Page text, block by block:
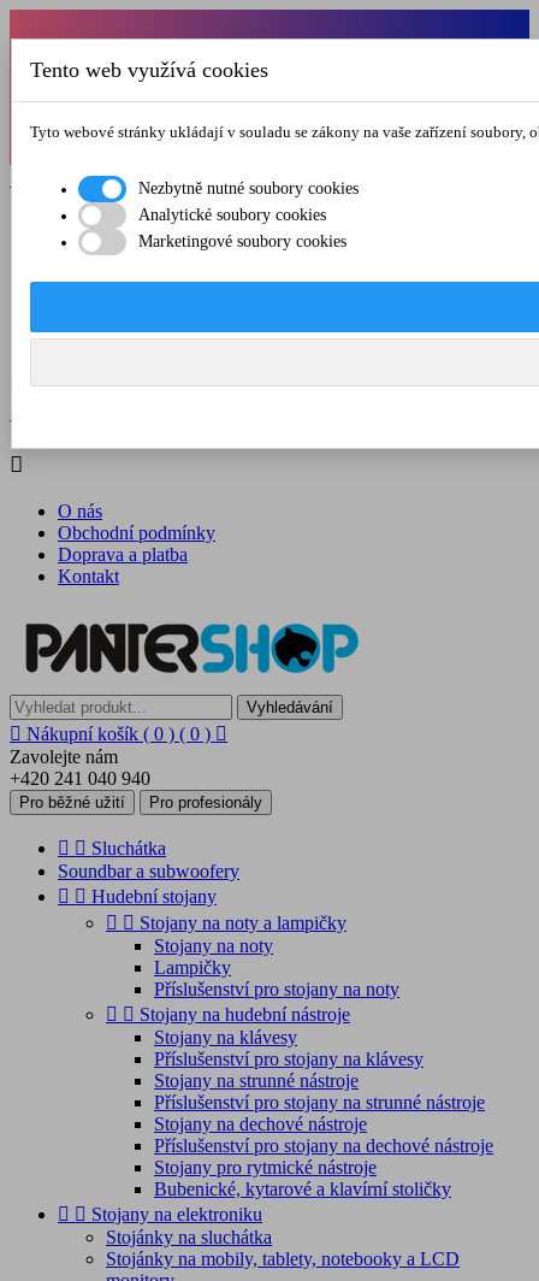
Od 1.7.-31.8.2026 budeme mít v pátek
zkrácenou provozní dobu do 12.00 hod. Přejeme
Registrovat  Přihlásit se
O nás
Kontakt
Menu  

O nás
Obchodní podmínky
Doprava a platba
Kontakt
Vyhledávání
 Nákupní košík ( 0 ) ( 0 ) 
Zavolejte nám
+420 241 040 940
Pro běžné užití Pro profesionály
  Sluchátka
Soundbar a subwoofery
  Hudební stojany
  Stojany na noty a lampičky
Stojany na noty
Lampičky
Příslušenství pro stojany na noty
  Stojany na hudební nástroje
Stojany na klávesy
Příslušenství pro stojany na klávesy
Stojany na strunné nástroje
Příslušenství pro stojany na strunné nástroje
Stojany na dechové nástroje
Příslušenství pro stojany na dechové nástroje
Stojany pro rytmické nástroje
Bubenické, kytarové a klavírní stoličky
  Stojany na elektroniku
Stojánky na sluchátka
Stojánky na mobily, tablety, notebooky a LCD
Tento web využívá cookies
Tyto webové stránky ukládají v souladu se zákony na vaše zařízení
Nezbytně nutné soubory cookies
Analytické soubory cookies
Marketingové soubory cookies